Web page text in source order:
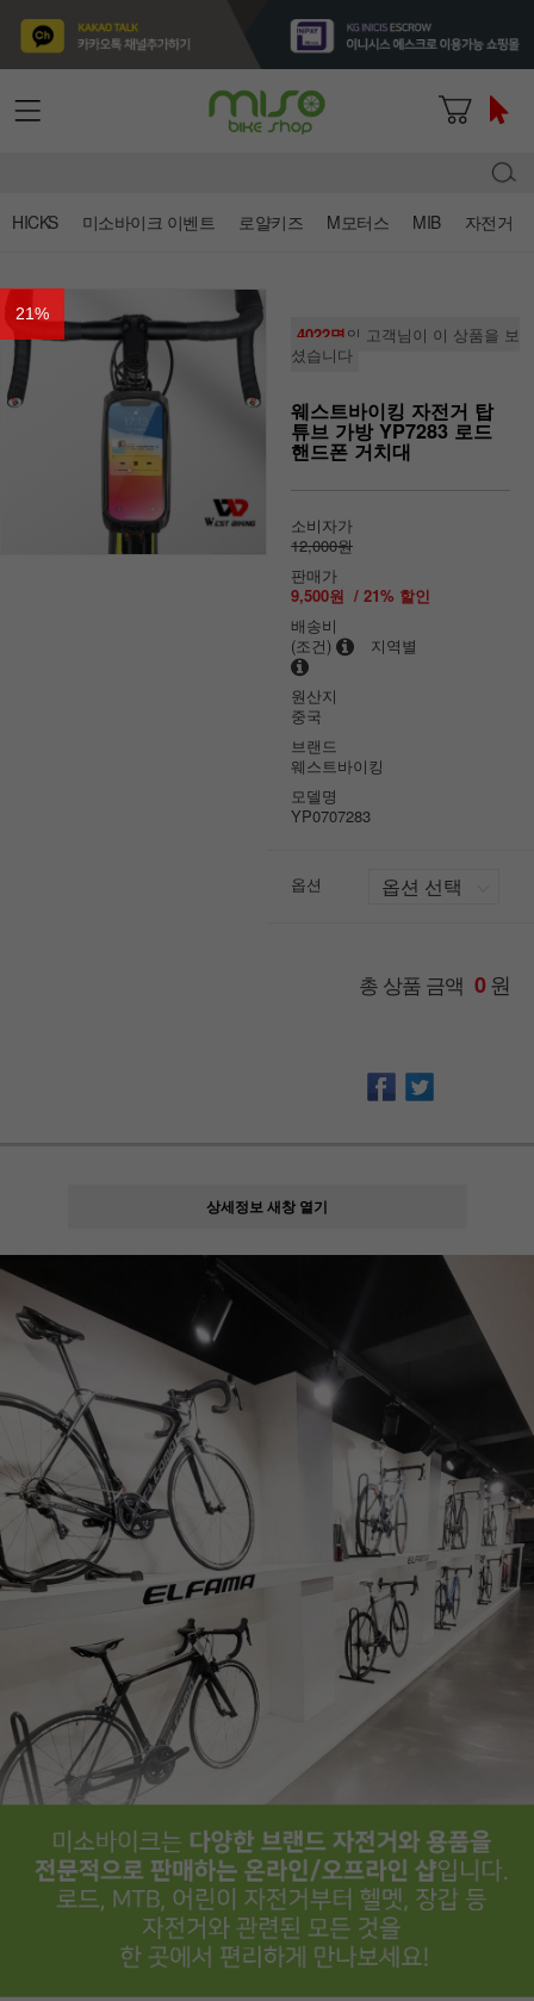
HICKS 미소바이크 이벤트 로얄키즈 M모터스 MIB 자전거
21%
4022명의 고객님이 이 상품을 보
셨습니다
웨스트바이킹 자전거 탑
튜브 가방 YP7283 로드
핸드폰 거치대
소비자가
12,000원
판매가
9,500원 / 21% 할인
배송비
(조건)
지역별
원산지
중국
브랜드
웨스트바이킹
모델명
YP0707283
옵션
총 상품 금액 0원
상세정보 새창 열기